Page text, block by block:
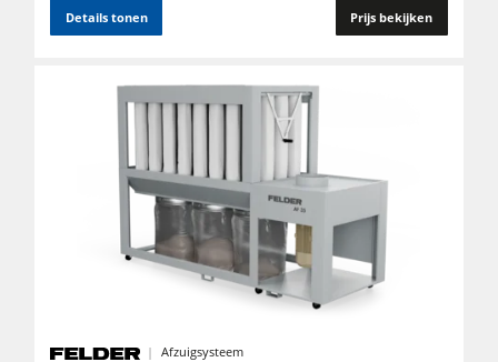
Details tonen Prijs bekijken
Afzuigsysteem